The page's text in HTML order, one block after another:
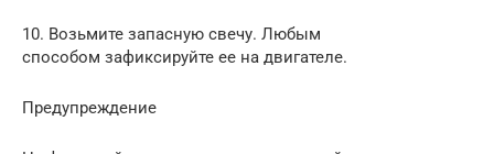
10. Возьмите запасную свечу. Любым
способом зафиксируйте ее на двигателе.
Предупреждение